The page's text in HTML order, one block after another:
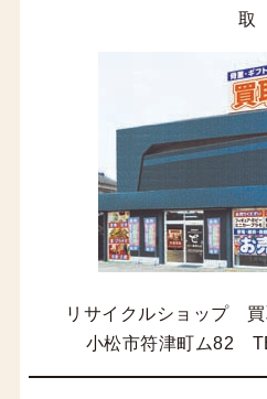
取
リサイクルショップ
小松市符津町ム82